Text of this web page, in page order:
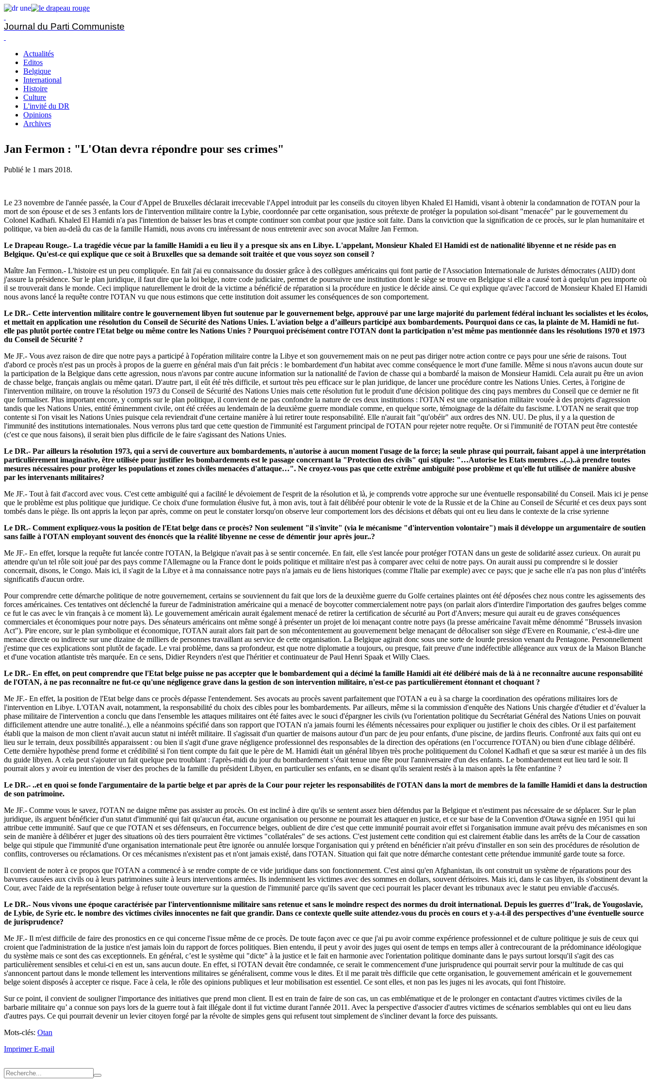
Journal du Parti Communiste
Actualités
Editos
Belgique
International
Histoire
Culture
L'invité du DR
Opinions
Archives
Jan Fermon : "L'Otan devra répondre pour ses crimes"
Publié le 1 mars 2018.
Le 23 novembre de l'année passée, la Cour d'Appel de Bruxelles déclarait irrecevable l'Appel introduit par les conseils du citoyen libyen Khaled El Hamidi, visant à obtenir la condamnation de l'OTAN pour la
mort de son épouse et de ses 3 enfants lors de l'intervention militaire contre la Lybie, coordonnée par cette organisation, sous prétexte de protéger la population soi-disant "menacée" par le gouvernement du
Colonel Kadhafi. Khaled El Hamidi n'a pas l'intention de baisser les bras et compte continuer son combat pour que justice soit faite. Dans la conviction que la signification de ce procès, sur le plan humanitaire et
politique, va bien au-delà du cas de la famille Hamidi, nous avons cru intéressant de nous entretenir avec son avocat Maître Jan Fermon.
Le Drapeau Rouge.- La tragédie vécue par la famille Hamidi a eu lieu il y a presque six ans en Libye. L'appelant, Monsieur Khaled El Hamidi est de nationalité libyenne et ne réside pas en
Belgique. Qu'est-ce qui explique que ce soit à Bruxelles que sa demande soit traitée et que vous soyez son conseil ?
Maître Jan Fermon.- L'histoire est un peu compliquée. En fait j'ai eu connaissance du dossier grâce à des collègues américains qui font partie de l'Association Internationale de Juristes démocrates (AIJD) dont
j'assure la présidence. Sur le plan juridique, il faut dire que la loi belge, notre code judiciaire, permet de poursuivre une institution dont le siège se trouve en Belgique si elle a causé tort à quelqu'un peu importe où
il se trouverait dans le monde. Ceci implique naturellement le droit de la victime a bénéficié de réparation si la procédure en justice le décide ainsi. Ce qui explique qu'avec l'accord de Monsieur Khaled El Hamidi
nous avons lancé la requête contre l'OTAN vu que nous estimons que cette institution doit assumer les conséquences de son comportement.
Le DR.- Cette intervention militaire contre le gouvernement libyen fut soutenue par le gouvernement belge, approuvé par une large majorité du parlement fédéral incluant les socialistes et les écolos,
et mettait en application une résolution du Conseil de Sécurité des Nations Unies. L'aviation belge a d’ailleurs participé aux bombardements. Pourquoi dans ce cas, la plainte de M. Hamidi ne fut-
elle pas plutôt portée contre l'Etat belge ou même contre les Nations Unies ? Pourquoi précisément contre l'OTAN dont la participation n’est même pas mentionnée dans les résolutions 1970 et 1973
du Conseil de Sécurité ?
Me JF.- Vous avez raison de dire que notre pays a participé à l'opération militaire contre la Libye et son gouvernement mais on ne peut pas diriger notre action contre ce pays pour une série de raisons. Tout
d'abord ce procès n'est pas un procès à propos de la guerre en général mais d'un fait précis : le bombardement d'un habitat avec comme conséquence le mort d'une famille. Même si nous n'avons aucun doute sur
la participation de la Belgique dans cette agression, nous n'avons par contre aucune information sur la nationalité de l'avion de chasse qui a bombardé la maison de Monsieur Hamidi. Cela aurait pu être un avion
de chasse belge, français anglais ou même qatari. D'autre part, il eût été très difficile, et surtout très peu efficace sur le plan juridique, de lancer une procédure contre les Nations Unies. Certes, à l'origine de
l'intervention militaire, on trouve la résolution 1973 du Conseil de Sécurité des Nations Unies mais cette résolution fut le produit d'une décision politique des cinq pays membres du Conseil que ce dernier ne fit
que formaliser. Plus important encore, y compris sur le plan politique, il convient de ne pas confondre la nature de ces deux institutions : l'OTAN est une organisation militaire vouée à des projets d'agression
tandis que les Nations Unies, entité éminemment civile, ont été créées au lendemain de la deuxième guerre mondiale comme, en quelque sorte, témoignage de la défaite du fascisme. L'OTAN ne serait que trop
contente si l'on visait les Nations Unies puisque cela reviendrait d'une certaine manière à lui retirer toute responsabilité. Elle n'aurait fait "qu'obéir" aux ordres des NN. UU. De plus, il y a la question de
l'immunité des institutions internationales. Nous verrons plus tard que cette question de l'immunité est l'argument principal de l'OTAN pour rejeter notre requête. Or si l'immunité de l'OTAN peut être contestée
(c'est ce que nous faisons), il serait bien plus difficile de le faire s'agissant des Nations Unies.
Le DR.- Par ailleurs la résolution 1973, qui a servi de couverture aux bombardements, n'autorise à aucun moment l'usage de la force; la seule phrase qui pourrait, faisant appel à une interprétation
particulièrement imaginative, être utilisée pour justifier les bombardements est le passage concernant la "Protection des civils" qui stipule: "…Autorise les Etats membres ..(..)..à prendre toutes
mesures nécessaires pour protéger les populations et zones civiles menacées d'attaque…". Ne croyez-vous pas que cette extrême ambiguïté pose problème et qu'elle fut utilisée de manière abusive
par les intervenants militaires?
Me JF.- Tout à fait d'accord avec vous. C'est cette ambiguïté qui a facilité le dévoiement de l'esprit de la résolution et là, je comprends votre approche sur une éventuelle responsabilité du Conseil. Mais ici je pense
que le problème est plus politique que juridique. Ce choix d'une formulation élusive fut, à mon avis, tout à fait délibéré pour obtenir le vote de la Russie et de la Chine au Conseil de Sécurité et ces deux pays sont
tombés dans le piège. Ils ont appris la leçon par après, comme on peut le constater lorsqu'on observe leur comportement lors des décisions et débats qui ont eu lieu dans le contexte de la crise syrienne
Le DR.- Comment expliquez-vous la position de l'Etat belge dans ce procès? Non seulement "il s'invite" (via le mécanisme "d'intervention volontaire") mais il développe un argumentaire de soutien
sans faille à l'OTAN employant souvent des énoncés que la réalité libyenne ne cesse de démentir jour après jour..?
Me JF.- En effet, lorsque la requête fut lancée contre l'OTAN, la Belgique n'avait pas à se sentir concernée. En fait, elle s'est lancée pour protéger l'OTAN dans un geste de solidarité assez curieux. On aurait pu
attendre qu'un tel rôle soit joué par des pays comme l'Allemagne ou la France dont le poids politique et militaire n'est pas à comparer avec celui de notre pays. On aurait aussi pu comprendre si le dossier
concernait, disons, le Congo. Mais ici, il s'agit de la Libye et à ma connaissance notre pays n'a jamais eu de liens historiques (comme l'Italie par exemple) avec ce pays; que je sache elle n'a pas non plus d’intérêts
significatifs d'aucun ordre.
Pour comprendre cette démarche politique de notre gouvernement, certains se souviennent du fait que lors de la deuxième guerre du Golfe certaines plaintes ont été déposées chez nous contre les agissements des
forces américaines. Ces tentatives ont déclenché la fureur de l'administration américaine qui a menacé de boycotter commercialement notre pays (on parlait alors d'interdire l'importation des gaufres belges comme
ce fut le cas avec le vin français à ce moment là). Le gouvernement américain aurait également menacé de retirer la certification de sécurité au Port d'Anvers; mesure qui aurait eu de graves conséquences
commerciales et économiques pour notre pays. Des sénateurs américains ont même songé à présenter un projet de loi menaçant contre notre pays (la presse américaine l'avait même dénommé "Brussels invasion
Act"). Pire encore, sur le plan symbolique et économique, l'OTAN aurait alors fait part de son mécontentement au gouvernement belge menaçant de délocaliser son siège d'Evere en Roumanie, c’est-à-dire une
menace directe ou indirecte sur une dizaine de milliers de personnes travaillant au service de cette organisation. La Belgique agirait donc sous une sorte de lourde pression venant du Pentagone. Personnellement
j'estime que ces explications sont plutôt de façade. Le vrai problème, dans sa profondeur, est que notre diplomatie a toujours, ou presque, fait preuve d'une indéfectible allégeance aux vœux de la Maison Blanche
et d'une vocation atlantiste très marquée. En ce sens, Didier Reynders n'est que l'héritier et continuateur de Paul Henri Spaak et Willy Claes.
Le DR.- En effet, on peut comprendre que l'Etat belge puisse ne pas accepter que le bombardement qui a décimé la famille Hamidi ait été délibéré mais de là à ne reconnaître aucune responsabilité
de l'OTAN, à ne pas reconnaître ne fut-ce qu'une négligence grave dans la gestion de son intervention militaire, n'est-ce pas particulièrement étonnant et choquant ?
Me JF.- En effet, la position de l'Etat belge dans ce procès dépasse l'entendement. Ses avocats au procès savent parfaitement que l'OTAN a eu à sa charge la coordination des opérations militaires lors de
l'intervention en Libye. L'OTAN avait, notamment, la responsabilité du choix des cibles pour les bombardements. Par ailleurs, même si la commission d'enquête des Nations Unis chargée d'étudier et d’évaluer la
phase militaire de l'intervention a conclu que dans l'ensemble les attaques militaires ont été faites avec le souci d'épargner les civils (vu l'orientation politique du Secrétariat Général des Nations Unies on pouvait
difficilement attendre une autre tonalité..), elle a néanmoins spécifié dans son rapport que l'OTAN n'a jamais fourni les éléments nécessaires pour expliquer ou justifier le choix des cibles. Or il est parfaitement
établi que la maison de mon client n'avait aucun statut ni intérêt militaire. Il s'agissait d'un quartier de maisons autour d'un parc de jeu pour enfants, d'une piscine, de jardins fleuris. Confronté aux faits qui ont eu
lieu sur le terrain, deux possibilités apparaissent : ou bien il s'agit d'une grave négligence professionnel des responsables de la direction des opérations (en l’occurrence l'OTAN) ou bien d'une ciblage délibéré.
Cette dernière hypothèse prend forme et crédibilité si l'on tient compte du fait que le père de M. Hamidi était un général libyen très proche politiquement du Colonel Kadhafi et que sa sœur est mariée à un des fils
du guide libyen. A cela peut s'ajouter un fait quelque peu troublant : l'après-midi du jour du bombardement s’était tenue une fête pour l'anniversaire d'un des enfants. Le bombardement eut lieu tard le soir. Il
pourrait alors y avoir eu intention de viser des proches de la famille du président Libyen, en particulier ses enfants, en se disant qu'ils seraient restés à la maison après la fête enfantine ?
Le DR.- ..et en quoi se fonde l'argumentaire de la partie belge et par après de la Cour pour rejeter les responsabilités de l'OTAN dans la mort de membres de la famille Hamidi et dans la destruction
de son patrimoine.
Me JF.- Comme vous le savez, l'OTAN ne daigne même pas assister au procès. On est incliné à dire qu'ils se sentent assez bien défendus par la Belgique et n'estiment pas nécessaire de se déplacer. Sur le plan
juridique, ils arguent bénéficier d'un statut d'immunité qui fait qu'aucun état, aucune organisation ou personne ne pourrait les attaquer en justice, et ce sur base de la Convention d'Otawa signée en 1951 qui lui
attribue cette immunité. Sauf que ce que l'OTAN et ses défenseurs, en l'occurrence belges, oublient de dire c'est que cette immunité pourrait avoir effet si l'organisation immune avait prévu des mécanismes en son
sein de manière à délibérer et juger des situations où des tiers pourraient être victimes "collatérales" de ses actions. C'est justement cette condition qui est clairement établie dans les arrêts de la Cour de cassation
belge qui stipule que l'immunité d'une organisation internationale peut être ignorée ou annulée lorsque l'organisation qui y prétend en bénéficier n'ait prévu d'installer en son sein des procédures de résolution de
conflits, controverses ou réclamations. Or ces mécanismes n'existent pas et n'ont jamais existé, dans l'OTAN. Situation qui fait que notre démarche contestant cette prétendue immunité garde toute sa force.
Il convient de noter à ce propos que l'OTAN a commencé à se rendre compte de ce vide juridique dans son fonctionnement. C'est ainsi qu'en Afghanistan, ils ont construit un système de réparations pour des
bavures causées aux civils ou à leurs patrimoines suite à leurs interventions armées. Ils indemnisent les victimes avec des sommes en dollars, souvent dérisoires. Mais ici, dans le cas libyen, ils s'obstinent devant la
Cour, avec l'aide de la représentation belge à refuser toute ouverture sur la question de l'immunité parce qu'ils savent que ceci pourrait les placer devant les tribunaux avec le statut peu enviable d'accusés.
Le DR.- Nous vivons une époque caractérisée par l'interventionnisme militaire sans retenue et sans le moindre respect des normes du droit international. Depuis les guerres d’'Irak, de Yougoslavie,
de Lybie, de Syrie etc. le nombre des victimes civiles innocentes ne fait que grandir. Dans ce contexte quelle suite attendez-vous du procès en cours et y-a-t-il des perspectives d’une éventuelle source
de jurisprudence?
Me JF.- Il m'est difficile de faire des pronostics en ce qui concerne l'issue même de ce procès. De toute façon avec ce que j'ai pu avoir comme expérience professionnel et de culture politique je suis de ceux qui
croient que l'administration de la justice n'est jamais loin du rapport de forces politiques. Bien entendu, il peut y avoir des juges qui osent de temps en temps aller à contrecourant de la prédominance idéologique
du système mais ce sont des cas exceptionnels. En général, c’est le système qui "dicte" à la justice et le fait en harmonie avec l'orientation politique dominante dans le pays surtout lorsqu'il s'agit des cas
particulièrement sensibles et celui-ci en est un, sans aucun doute. En effet, si l'OTAN devait être condamnée, ce serait le commencement d'une jurisprudence qui pourrait servir pour la multitude de cas qui
s'annoncent partout dans le monde tellement les interventions militaires se généralisent, comme vous le dites. Et il me parait très difficile que cette organisation, le gouvernement américain et le gouvernement
belge soient disposés à accepter ce risque. Face à cela, le rôle des opinions publiques et leur mobilisation est essentiel. Ce sont elles, et non pas les juges ni les avocats, qui font l'histoire.
Sur ce point, il convient de souligner l'importance des initiatives que prend mon client. Il est en train de faire de son cas, un cas emblématique et de le prolonger en contactant d'autres victimes civiles de la
barbarie militaire qu’ a connue son pays lors de la guerre tout à fait illégale dont il fut victime durant l'année 2011. Avec la perspective d'associer d'autres victimes de scénarios semblables qui ont eu lieu dans
d'autres pays. Ce qui pourrait devenir un levier citoyen forgé par la révolte de simples gens qui refusent tout simplement de s'incliner devant la force des puissants.
Mots-clés: Otan
ImprimerE-mail